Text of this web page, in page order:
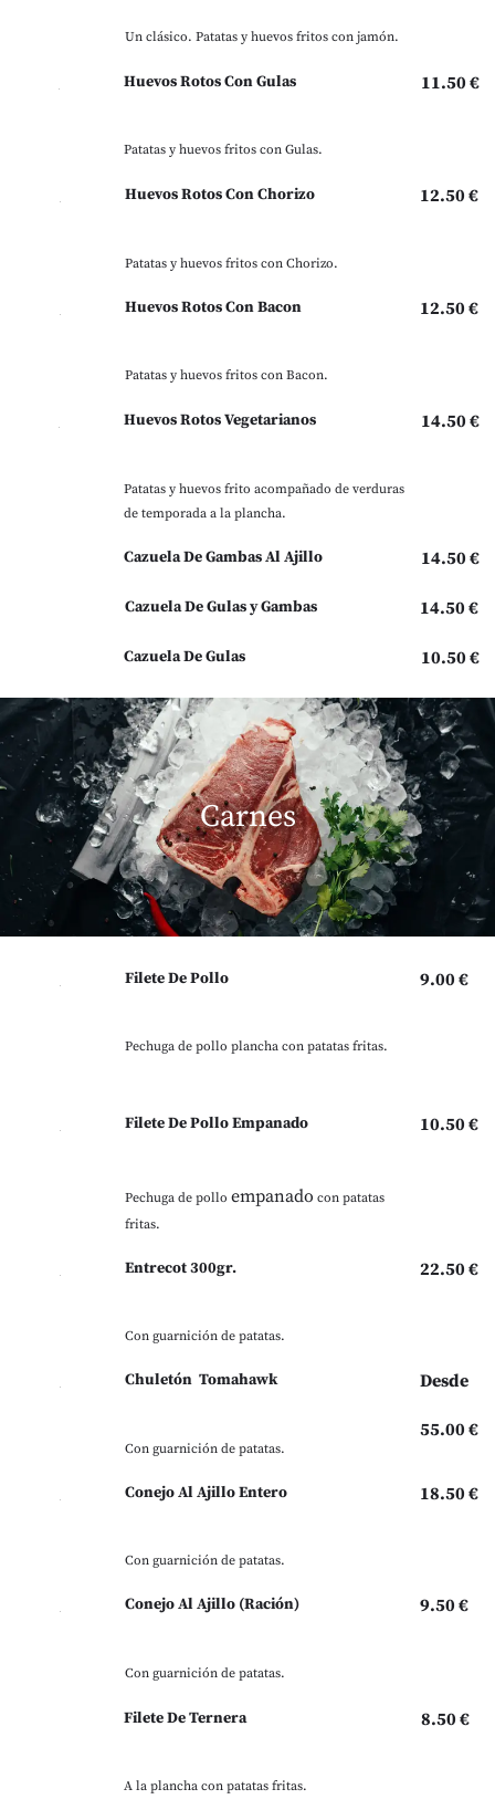
Un clásico. Patatas y huevos fritos con jamón.
Huevos Rotos Con Gulas
Patatas y huevos fritos con Gulas.
11.50 €
Huevos Rotos Con Chorizo
Patatas y huevos fritos con Chorizo.
12.50 €
Huevos Rotos Con Bacon
Patatas y huevos fritos con Bacon.
12.50 €
Huevos Rotos Vegetarianos
Patatas y huevos frito acompañado de verduras
de temporada a la plancha.
14.50 €
Cazuela De Gambas Al Ajillo 14.50 €
Cazuela De Gulas y Gambas 14.50 €
Cazuela De Gulas 10.50 €
Carnes
Filete De Pollo
Pechuga de pollo plancha con patatas fritas.
9.00 €
Filete De Pollo Empanado
Pechuga de pollo empanado con patatas
fritas.
10.50 €
Entrecot 300gr.
Con guarnición de patatas.
22.50 €
Chuletón Tomahawk
Con guarnición de patatas.
Desde
55.00 €
Conejo Al Ajillo Entero
Con guarnición de patatas.
18.50 €
Conejo Al Ajillo (Ración)
Con guarnición de patatas.
9.50 €
Filete De Ternera
A la plancha con patatas fritas.
8.50 €